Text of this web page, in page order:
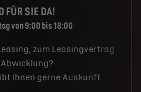
FÜR SIE DA!
von 9:00 bis 18:00
zum Leasingvertrag
Ihnen gerne Auskunft.